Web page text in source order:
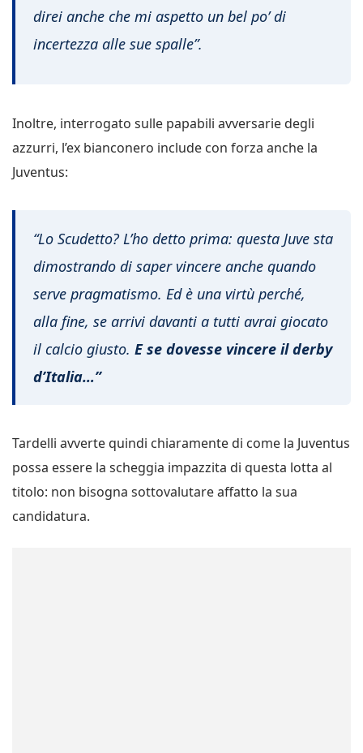
direi anche che mi aspetto un bel po’ di
incertezza alle sue spalle”.
Inoltre, interrogato sulle papabili avversarie degli
azzurri, l’ex bianconero include con forza anche la
Juventus:
“Lo Scudetto? L’ho detto prima: questa Juve sta
dimostrando di saper vincere anche quando
serve pragmatismo. Ed è una virtù perché,
alla fine, se arrivi davanti a tutti avrai giocato
il calcio giusto. E se dovesse vincere il derby
d’Italia…”
Tardelli avverte quindi chiaramente di come la Juventus
possa essere la scheggia impazzita di questa lotta al
titolo: non bisogna sottovalutare affatto la sua
candidatura.